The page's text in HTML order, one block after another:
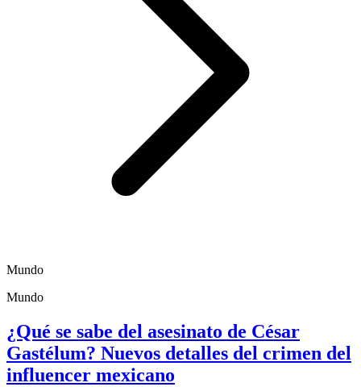
Mundo
Mundo
¿Qué se sabe del asesinato de César
Gastélum? Nuevos detalles del crimen del
influencer mexicano